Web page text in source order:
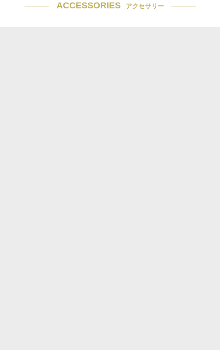
ACCESSORIES アクセサリー